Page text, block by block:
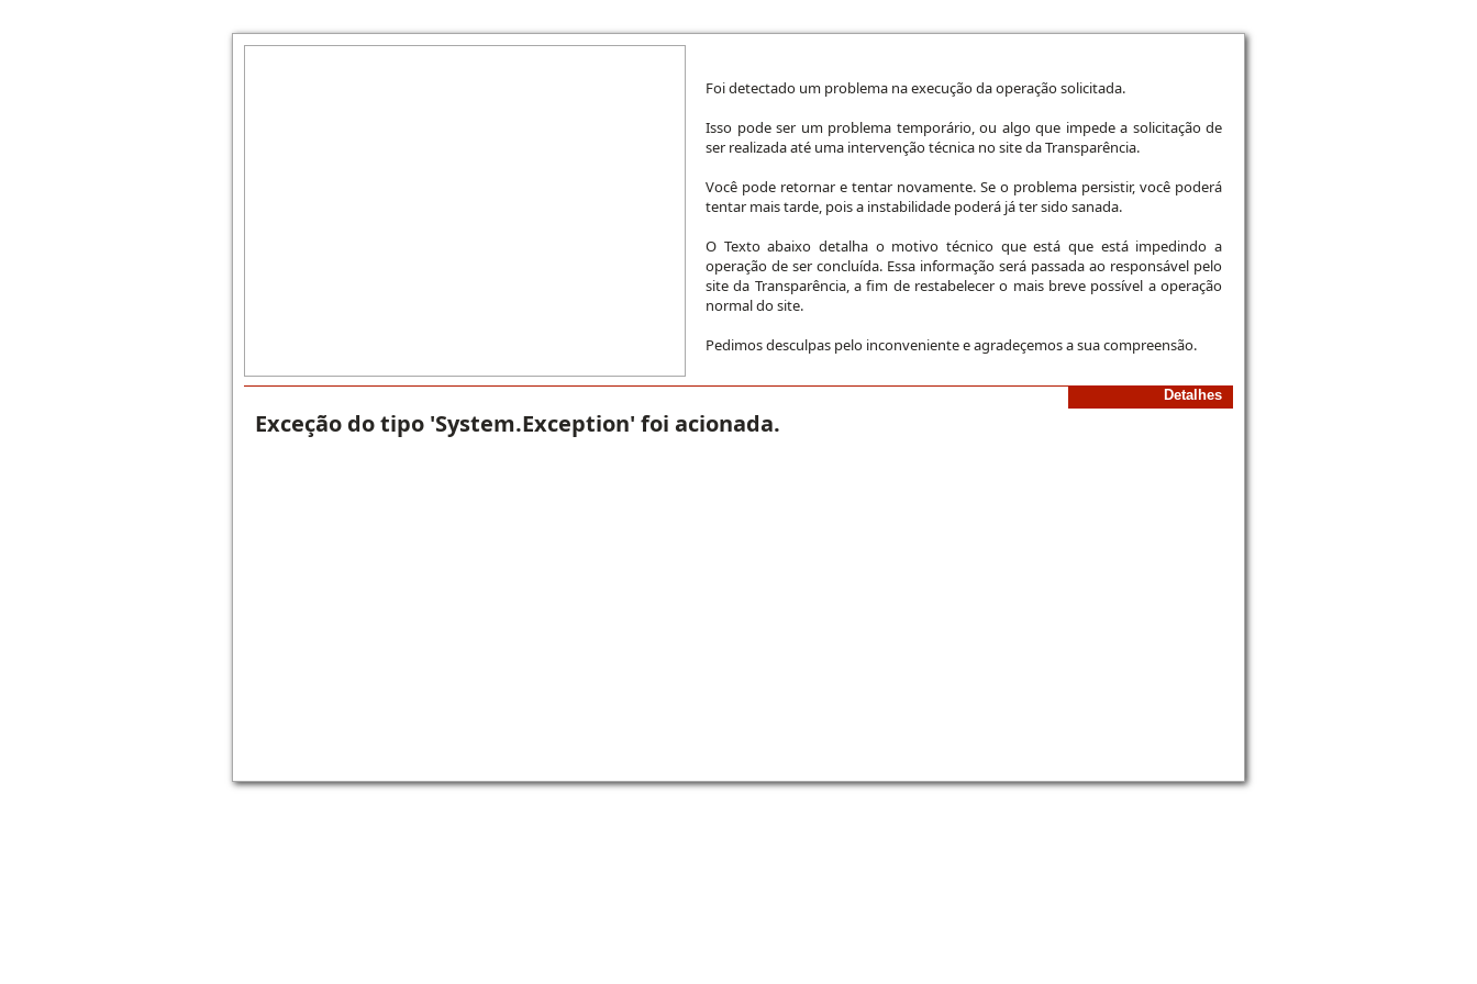
Foi detectado um problema na execução da operação solicitada.
Isso pode ser um problema temporário, ou algo que impede a solicitação de
ser realizada até uma intervenção técnica no site da Transparência.
Você pode retornar e tentar novamente. Se o problema persistir, você poderá
tentar mais tarde, pois a instabilidade poderá já ter sido sanada.
O Texto abaixo detalha o motivo técnico que está que está impedindo a
operação de ser concluída. Essa informação será passada ao responsável pelo
site da Transparência, a fim de restabelecer o mais breve possível a operação
normal do site.
Pedimos desculpas pelo inconveniente e agradeçemos a sua compreensão.
Detalhes
Exceção do tipo 'System.Exception' foi acionada.